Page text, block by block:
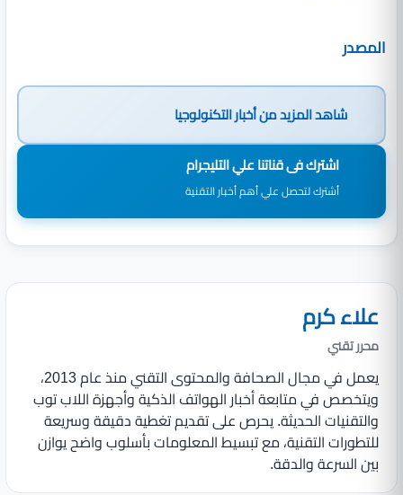
المصدر
شاهد المزيد منأخبار التكنولوجيا
اشترك فى قناتنا علي التليجرام
أشترك لتحصل علي أهم أخبار التقنية
علاء كرم
محرر تقني
يعمل في مجال الصحافة والمحتوى التقني منذ عام 2013،
ويتخصص في متابعة أخبار الهواتف الذكية وأجهزة اللاب توب
والتقنيات الحديثة. يحرص على تقديم تغطية دقيقة وسريعة
للتطورات التقنية، مع تبسيط المعلومات بأسلوب واضح يوازن
بين السرعة والدقة.